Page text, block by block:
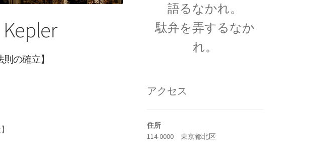
を法則化】 【イギリスの叙勲・など】
【光速度を始めて測定｜ドップラー効果を考察】
の確立】
語るなかれ。
駄弁を弄するなか
れ。
アクセス
住所
114-0000 東京都北区